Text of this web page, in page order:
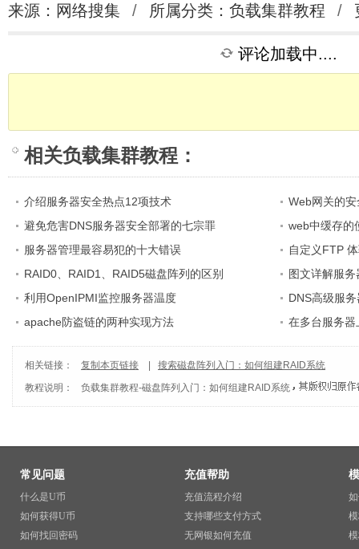
来源：网络搜集 / 所属分类： 负载集群教程 /
评论加载中....
相关负载集群教程 ：
介绍服务器安全热点12项技术
Web网关的
避免危害DNS服务器安全部署的七宗罪
web中缓存的
服务器管理最容易犯的十大错误
自定义FTP
RAID0、RAID1、RAID5磁盘阵列的区别
图文详解服
利用OpenIPMI监控服务器温度
DNS高级服
apache防盗链的两种实现方法
在多台服务
相关链接： 复制本页链接
搜索磁盘阵列入门：如何组建RAID系统
教程说明：
负载集群教程-磁盘阵列入门：如何组建RAID系统
常见问题
什么是U币
如何获得U币
如何找回密码
充值帮助
充值流程介绍
支持哪些支付方式
无网银如何充值